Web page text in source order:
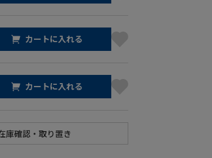
カートに入れる
カートに入れる